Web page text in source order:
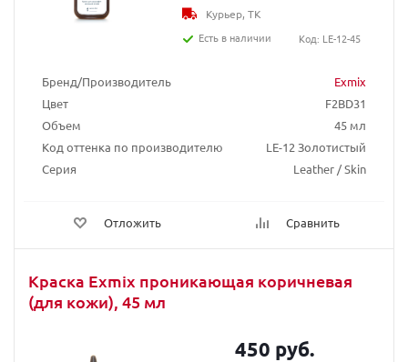
Бренд/Производитель
Exmix
Цвет
F2BD31
Объем
45 мл
Код оттенка по производителю
LE-12 Золотистый
Серия
Leather / Skin
Отложить Сравнить
Курьер, ТК
Есть в наличии
Код: LE-12-45
Краска Exmix проникающая коричневая
(для кожи), 45 мл
450 руб.